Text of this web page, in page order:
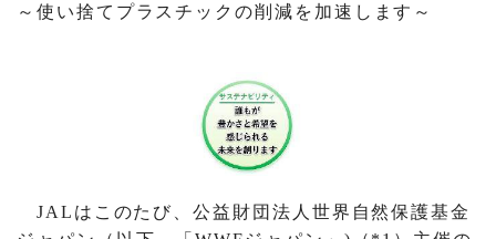
～使い捨てプラスチックの削減を加速します～
JALはこのたび、公益財団法人世界自然保護基金